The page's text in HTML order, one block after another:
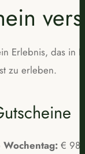
Erlebnis, das in
zu erleben.
€ 98